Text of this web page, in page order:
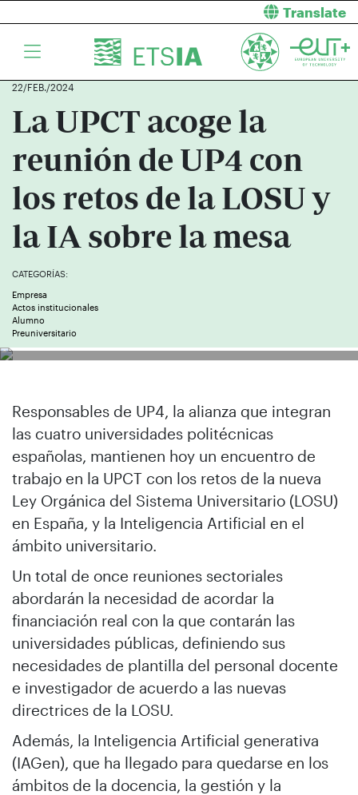
Translate
22/FEB./2024
La UPCT acoge la
reunión de UP4 con
los retos de la LOSU y
la IA sobre la mesa
CATEGORÍAS:
Empresa
Actos institucionales
Alumno
Preuniversitario
Responsables de UP4, la alianza que integran
las cuatro universidades politécnicas
españolas, mantienen hoy un encuentro de
trabajo en la UPCT con los retos de la nueva
Ley Orgánica del Sistema Universitario (LOSU)
en España, y la Inteligencia Artificial en el
ámbito universitario.
Un total de once reuniones sectoriales
abordarán la necesidad de acordar la
financiación real con la que contarán las
universidades públicas, definiendo sus
necesidades de plantilla del personal docente
e investigador de acuerdo a las nuevas
directrices de la LOSU.
Además, la Inteligencia Artificial generativa
(IAGen), que ha llegado para quedarse en los
ámbitos de la docencia, la gestión y la